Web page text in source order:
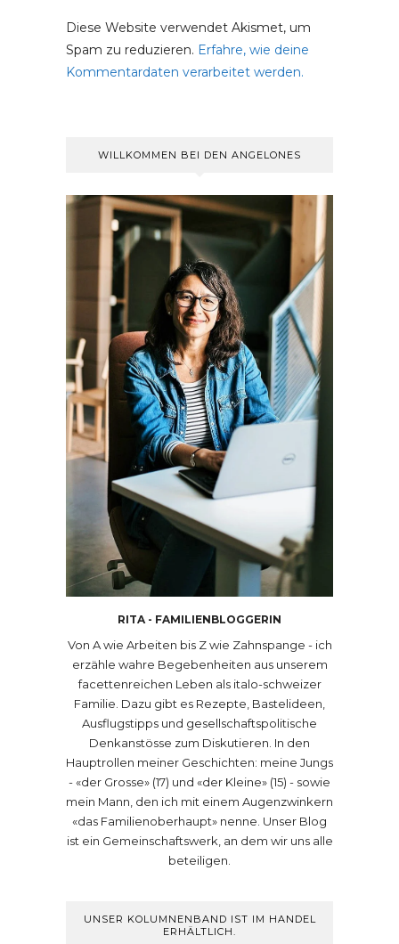
Diese Website verwendet Akismet, um
Spam zu reduzieren. Erfahre, wie deine
Kommentardaten verarbeitet werden.
WILLKOMMEN BEI DEN ANGELONES
RITA - FAMILIENBLOGGERIN
Von A wie Arbeiten bis Z wie Zahnspange - ich
erzähle wahre Begebenheiten aus unserem
facettenreichen Leben als italo-schweizer
Familie. Dazu gibt es Rezepte, Bastelideen,
Ausflugstipps und gesellschaftspolitische
Denkanstösse zum Diskutieren. In den
Hauptrollen meiner Geschichten: meine Jungs
- «der Grosse» (17) und «der Kleine» (15) - sowie
mein Mann, den ich mit einem Augenzwinkern
«das Familienoberhaupt» nenne. Unser Blog
ist ein Gemeinschaftswerk, an dem wir uns alle
beteiligen.
UNSER KOLUMNENBAND IST IM HANDEL
ERHÄLTLICH.